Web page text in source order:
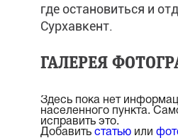
где остановиться и
Сурхавкент.
ГАЛЕРЕЯ
Здесь пока нет
населенного пункта.
исправить это.
Добавить статьюили